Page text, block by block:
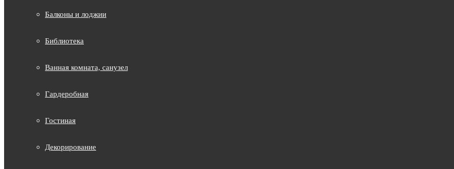
Балконы и лоджии
Библиотека
Ванная комната, санузел
Гардеробная
Гостиная
Декорирование